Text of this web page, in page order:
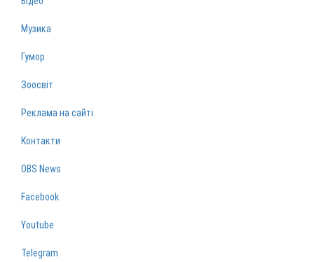
Музика
Гумор
Зоосвіт
Реклама на сайті
Контакти
OBS News
Facebook
Youtube
Telegram